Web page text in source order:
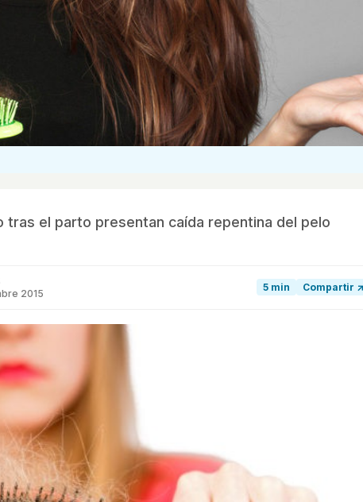
tras el parto presentan caída repentina del pelo
2015
5 min Compartir ↗